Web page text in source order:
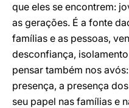
que eles se encontrem:
as gerações. É a fonte
famílias e as pessoas,
desconfiança,
pensar também nos
presença, a presença
seu papel nas famílias e